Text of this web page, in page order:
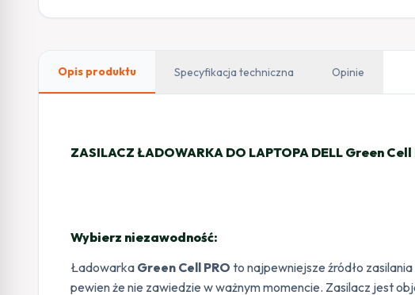
Opis produktu Specyfikacja techniczna Opinie
ZASILACZ ŁADOWARKA DO LAPTOPA DELL Green
Wybierz niezawodność:
Ładowarka Green Cell PRO to najpewniejsze źródło
pewien że nie zawiedzie w ważnym momencie. Zasilacz jest